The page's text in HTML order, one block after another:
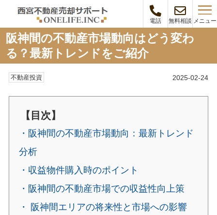
電話 無料相談 メニュー
阪神間の不動産市場動向はどう変わ
る？最新トレンドをご紹介
不動産投資 2025-02-24
【目次】
・阪神間の不動産市場動向：最新トレンド
分析
・収益物件購入時のポイント
・阪神間の不動産市場での収益性向上策
・ 阪神間エリアの将来性と市場への影響